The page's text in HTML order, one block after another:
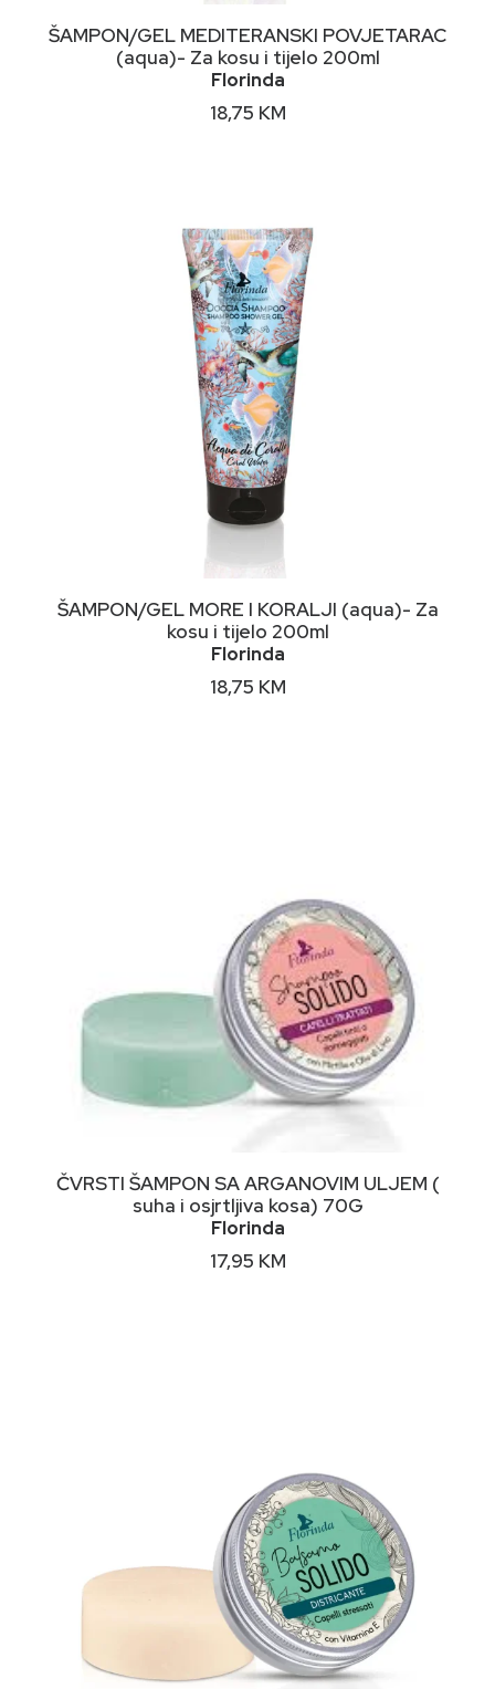
DODAJ U KORPU
ŠAMPON/GEL MEDITERANSKI POVJETARAC
(aqua)- Za kosu i tijelo 200ml
Florinda
18,75 KM
DODAJ U KORPU
ŠAMPON/GEL MORE I KORALJI (aqua)- Za
kosu i tijelo 200ml
Florinda
18,75 KM
DODAJ U KORPU
ČVRSTI ŠAMPON SA ARGANOVIM ULJEM (
suha i osjrtljiva kosa) 70G
Florinda
17,95 KM